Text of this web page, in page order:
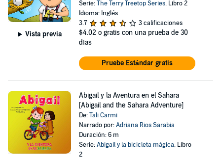
Vista previa
Serie:The Terry Treetop Series, Libro 2
Idioma: Inglés
3.7
3 calificaciones
$4.02 o gratis con una prueba de 30
días
Pruebe Estándar gratis
Abigail y la Aventura en el Sahara
[Abigail and the Sahara Adventure]
De:Tali Carmi
Narrado por:Adriana Rios Sarabia
Duración: 6 m
Serie:Abigail y la bicicleta mágica, Libro
2